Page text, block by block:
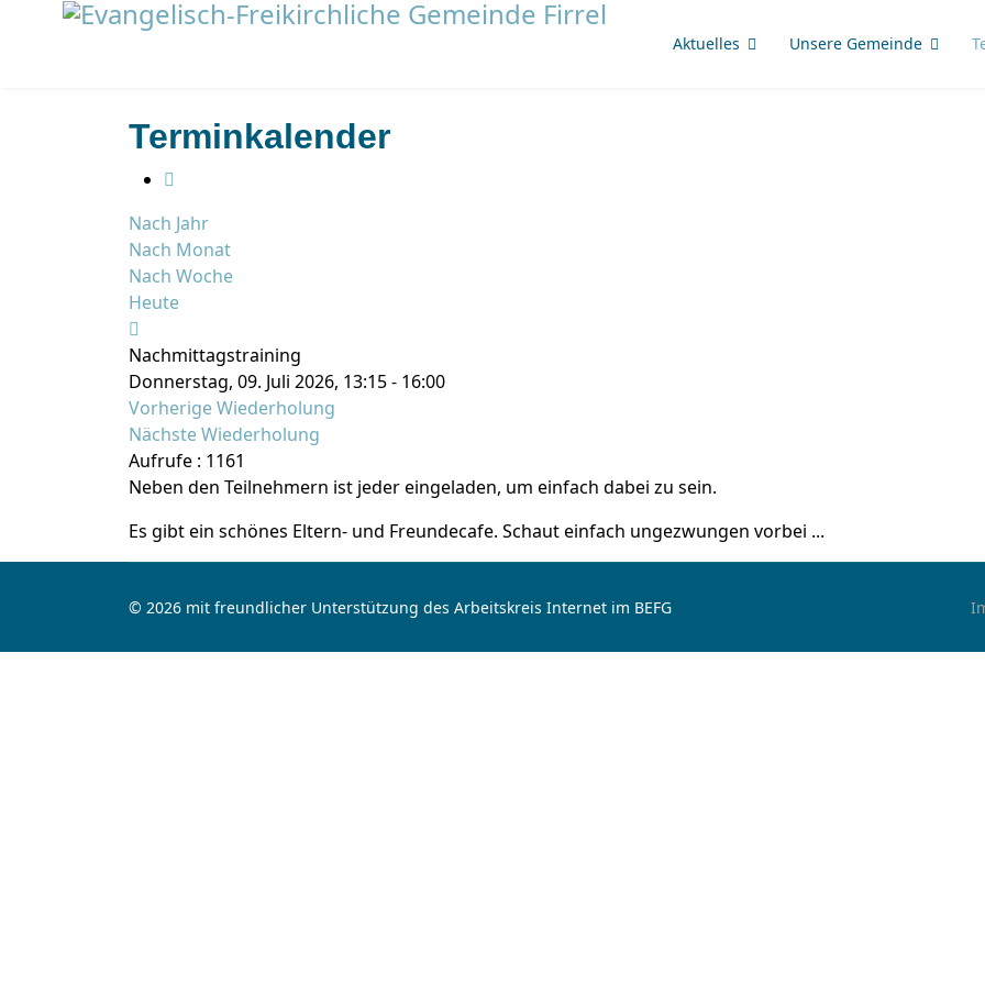
Aktuelles Unsere Gemeinde
Terminkalender
Nach Jahr
Nach Monat
Nach Woche
Heute
Nachmittagstraining
Donnerstag, 09. Juli 2026, 13:15 - 16:00
Vorherige Wiederholung
Nächste Wiederholung
Aufrufe : 1161
Neben den Teilnehmern ist jeder eingeladen, um einfach dabei zu sein.
Es gibt ein schönes Eltern- und Freundecafe. Schaut einfach ungezwungen vorbei ...
© 2026 mit freundlicher Unterstützung des Arbeitskreis Internet im BEFG